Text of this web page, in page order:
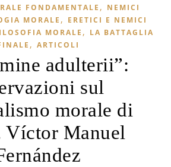
FONDAMENTALE , NEMICI
MORALE , ERETICI E NEMICI
MORALE , LA BATTAGLIA
, ARTICOLI
adulterii”:
sul
morale di
Víctor Manuel